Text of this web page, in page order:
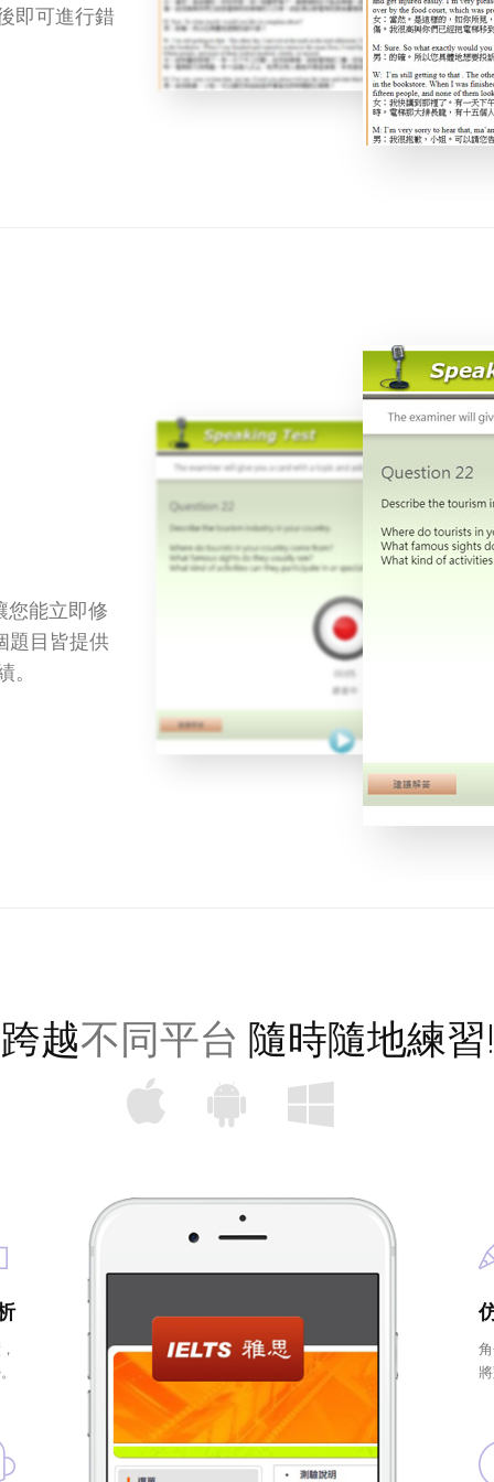
即可進行錯
您能立即修
題目皆提供
。
跨越不同平台 隨時隨地練習!